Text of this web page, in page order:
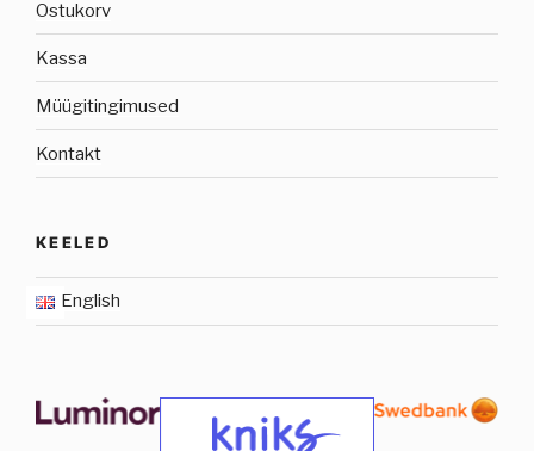
Ostukorv
Kassa
Müügitingimused
Kontakt
KEELED
English